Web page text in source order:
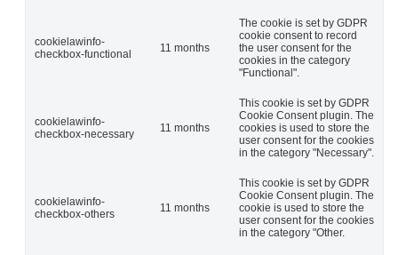
cookielawinfo-
checkbox-functional
11 months
The cookie is set by GDPR
cookie consent to record
the user consent for the
cookies in the category
"Functional".
cookielawinfo-
checkbox-necessary
11 months
This cookie is set by GDPR
Cookie Consent plugin. The
cookies is used to store the
user consent for the cookies
in the category "Necessary".
cookielawinfo-
checkbox-others
11 months
This cookie is set by GDPR
Cookie Consent plugin. The
cookie is used to store the
user consent for the cookies
in the category "Other.